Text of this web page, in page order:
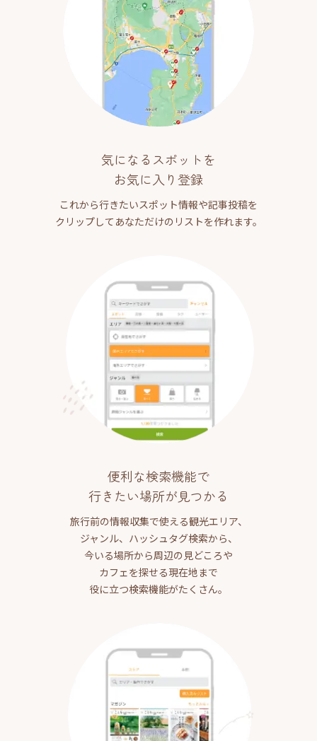
気になるスポットを
お気に入り登録
これから行きたいスポット情報や記事投稿を
クリップしてあなただけのリストを作れます。
便利な検索機能で
行きたい場所が見つかる
旅行前の情報収集で使える観光エリア、
ジャンル、ハッシュタグ検索から、
今いる場所から周辺の見どころや
カフェを探せる現在地まで
役に立つ検索機能がたくさん。